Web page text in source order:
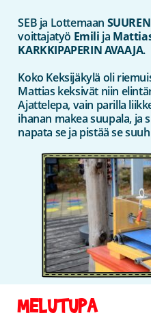
SEB ja Lottemaan
voittajatyö Emili ja
KARKKIPAPERIN AVAAJA.
Koko Keksijäkylä oli
Mattias keksivät niin
Ajattelepa, vain parilla
ihanan makea suupala, ja
napata se ja pistää se
MELUTUPA